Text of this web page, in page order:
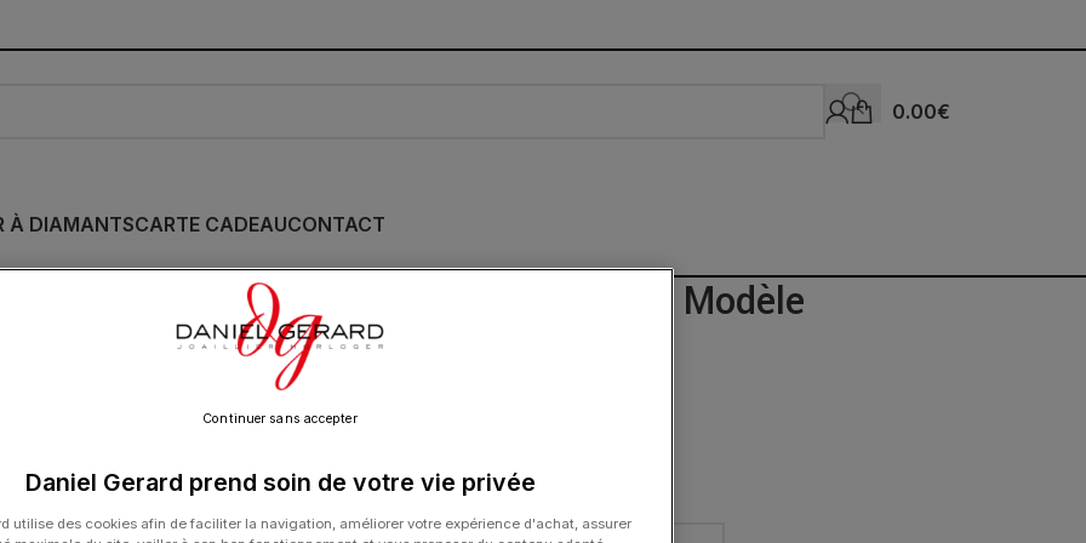
0.00€
À DIAMANTSCARTE CADEAUCONTACT
Bague Dinh Van Pulse Petit Modèle
Diamants et Or Jaune
2 400.00€
Daniel Gerard prend soin de votre vie privée
utilise des cookies afin de faciliter la navigation, améliorer votre expérience d'achat, assurer
Continuer sans accepter